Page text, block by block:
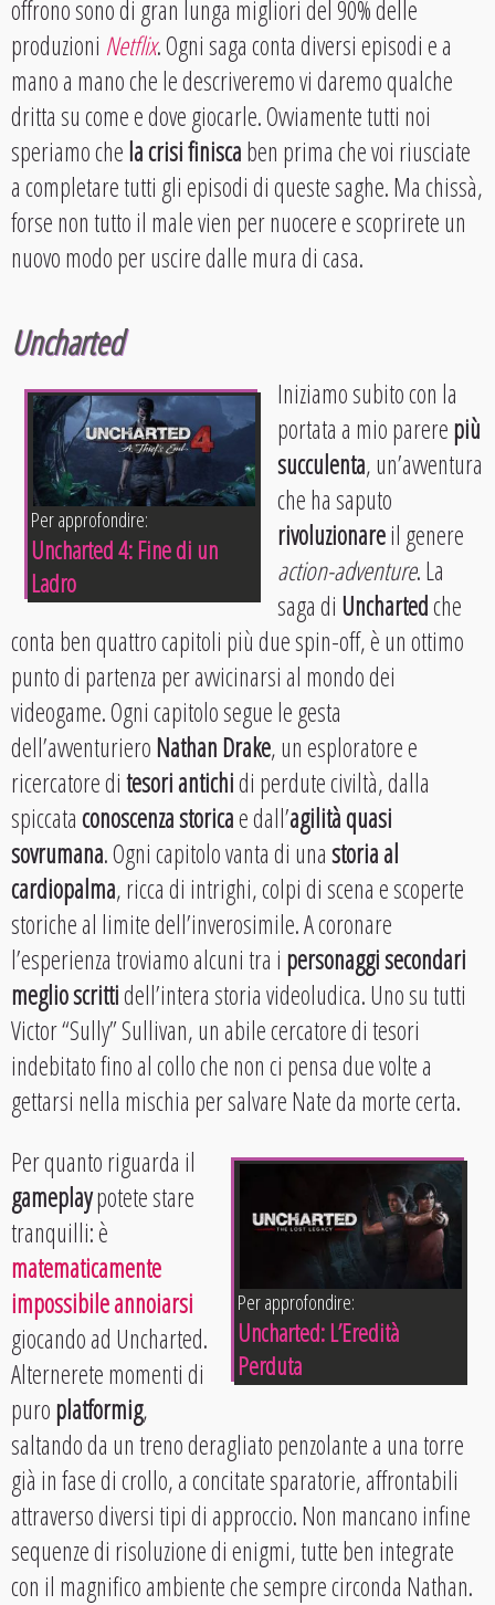
offrono sono di gran lunga migliori del 90% delle
produzioni Netflix. Ogni saga conta diversi episodi e a
mano a mano che le descriveremo vi daremo qualche
dritta su come e dove giocarle. Ovviamente tutti noi
speriamo chela crisi finiscaben prima che voi riusciate
a completare tutti gli episodi di queste saghe. Ma chissà,
forse non tutto il male vien per nuocere e scoprirete un
nuovo modo per uscire dalle mura di casa.
Uncharted
Per approfondire:
Uncharted 4: Fine di un
Ladro
Iniziamo subito con la
portata a mio parerepiù
succulenta, un’avventura
che ha saputo
rivoluzionareil genere
action-adventure. La
saga di Unchartedche
conta ben quattro capitoli più due spin-off, è un ottimo
punto di partenza per avvicinarsi al mondo dei
videogame. Ogni capitolo segue le gesta
dell’avventurieroNathan Drake, un esploratore e
ricercatore ditesori antichidi perdute civiltà, dalla
spiccataconoscenza storicae dall’agilità quasi
sovrumana. Ogni capitolo vanta di unastoria al
cardiopalma, ricca di intrighi, colpi di scena e scoperte
storiche al limite dell’inverosimile. A coronare
l’esperienza troviamo alcuni tra i personaggi secondari
meglio scrittidell’intera storia videoludica. Uno su tutti
Victor “Sully” Sullivan, un abile cercatore di tesori
indebitato fino al collo che non ci pensa due volte a
gettarsi nella mischia per salvare Nate da morte certa.
Per approfondire:
Uncharted: L’Eredità
Perduta
Per quanto riguarda il
gameplaypotete stare
tranquilli: è
matematicamente
impossibile annoiarsi
giocando ad Uncharted.
Alternerete momenti di
puroplatformig,
saltando da un treno deragliato penzolante a una torre
già in fase di crollo, a concitate sparatorie, affrontabili
attraverso diversi tipi di approccio. Non mancano infine
sequenze di risoluzione di enigmi, tutte ben integrate
con il magnifico ambiente che sempre circonda Nathan.